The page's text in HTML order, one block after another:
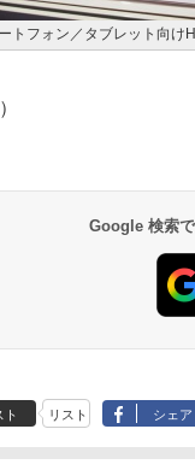
トフォン／タブレット向け
Google 検索
ト リスト シェア